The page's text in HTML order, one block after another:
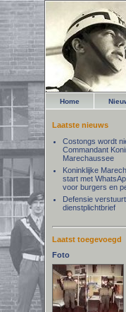
Home
Laatste nieuws
Costongs wordt
Commandant
Marechaussee
Koninklijke
start met
voor burgers en
Defensie
dienstplichtbrief
Laatst toegevoegd
Foto